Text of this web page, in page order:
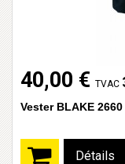
40,00 € TVAC
Vester BLAKE 2660
Détails